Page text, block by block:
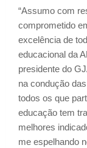
“Assumo com
comprometido
excelência de
educacional da
presidente do
na condução
todos os que
educação tem
melhores
me espelhando